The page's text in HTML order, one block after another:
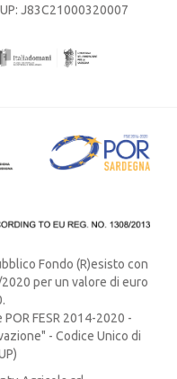
J83C21000320007
Fondo (R)esisto con
2020 per un valore di euro
FESR 2014-2020 -
- Codice Unico di